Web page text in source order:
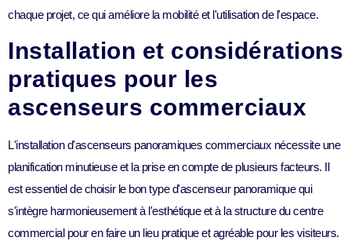
chaque projet, ce qui améliore la mobilité et l'utilisation de l'espace.
Installation et considérations
pratiques pour les
ascenseurs commerciaux
L'installation d'ascenseurs panoramiques commerciaux nécessite une
planification minutieuse et la prise en compte de plusieurs facteurs. Il
est essentiel de choisir le bon type d'ascenseur panoramique qui
s'intègre harmonieusement à l'esthétique et à la structure du centre
commercial pour en faire un lieu pratique et agréable pour les visiteurs.